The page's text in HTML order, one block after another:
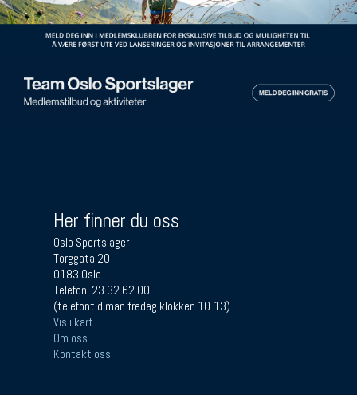
Her finner du oss
Oslo Sportslager
Torggata 20
0183 Oslo
Telefon: 23 32 62 00
(telefontid man-fredag klokken 10-13)
Vis i kart
Om oss
Kontakt oss